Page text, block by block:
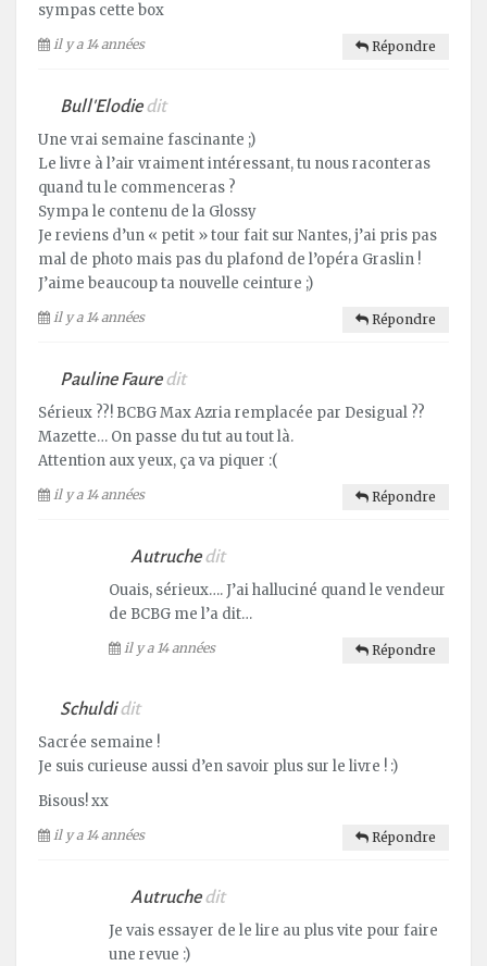
sympas cette box
il y a 14 années Répondre
Bull'Elodie dit
Une vrai semaine fascinante ;)
Le livre à l’air vraiment intéressant, tu nous raconteras
quand tu le commenceras ?
Sympa le contenu de la Glossy
Je reviens d’un « petit » tour fait sur Nantes, j’ai pris pas
mal de photo mais pas du plafond de l’opéra Graslin !
J’aime beaucoup ta nouvelle ceinture ;)
il y a 14 années Répondre
Pauline Faure dit
Sérieux ??! BCBG Max Azria remplacée par Desigual ??
Mazette… On passe du tut au tout là.
Attention aux yeux, ça va piquer :(
il y a 14 années Répondre
Autruche dit
Ouais, sérieux…. J’ai halluciné quand le vendeur
de BCBG me l’a dit…
il y a 14 années Répondre
Schuldi dit
Sacrée semaine !
Je suis curieuse aussi d’en savoir plus sur le livre ! :)
Bisous! xx
il y a 14 années Répondre
Autruche dit
Je vais essayer de le lire au plus vite pour faire
une revue :)